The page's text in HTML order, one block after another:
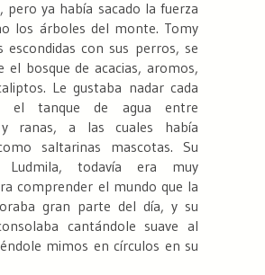
pero ya había sacado la fuerza
los árboles del monte. Tomy
escondidas con sus perros, se
el bosque de acacias, aromos,
Le gustaba nadar cada
el tanque de agua entre
y ranas, a las cuales había
saltarinas mascotas. Su
Ludmila, todavía era muy
comprender el mundo que la
gran parte del día, y su
cantándole suave al
mimos en círculos en su